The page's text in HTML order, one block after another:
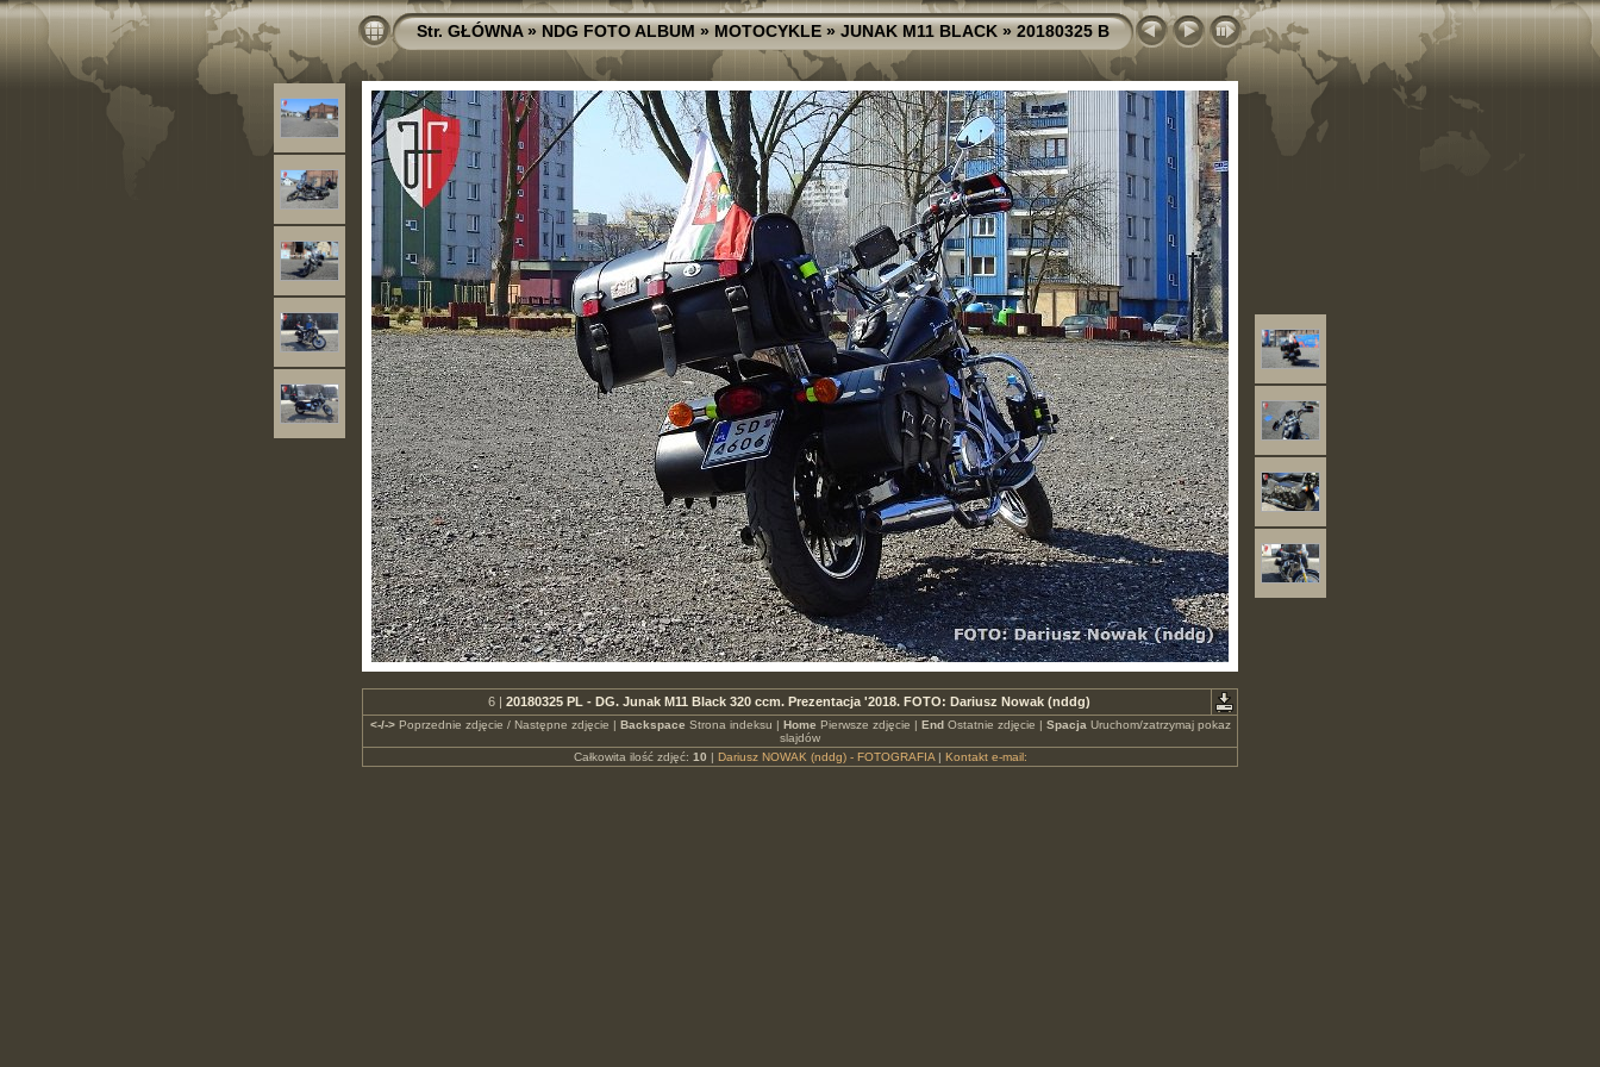
Str. GŁÓWNA»NDG FOTO ALBUM»MOTOCYKLE»JUNAK M11 BLACK»20180325 B
6 | 20180325 PL - DG. Junak M11 Black 320 ccm. Prezentacja '2018. FOTO: Dariusz Nowak (nddg)
<-/->Poprzednie zdjęcie / Następne zdjęcie | Backspace Strona indeksu | Home Pierwsze zdjęcie | EndOstatnie zdjęcie | Spacja Uruchom/zatrzymaj pokaz
slajdów
Całkowita ilość zdjęć: 10 | Dariusz NOWAK (nddg) - FOTOGRAFIA| Kontakt e-mail: